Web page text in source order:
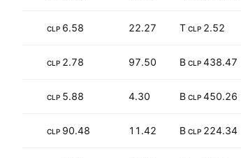
2.52 T
CLP
22.27
6.58
CLP
438.47 B
CLP
97.50
2.78
CLP
450.26 B
CLP
4.30
5.88
CLP
224.34 B
CLP
11.42
90.48
CLP